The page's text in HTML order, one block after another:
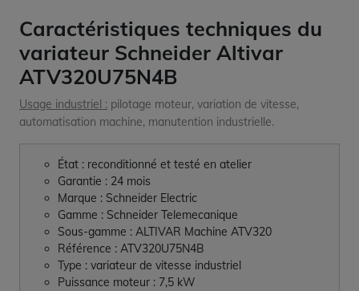
Caractéristiques techniques du
variateur Schneider Altivar
ATV320U75N4B
Usage industriel : pilotage moteur, variation de vitesse,
automatisation machine, manutention industrielle.
État : reconditionné et testé en atelier
Garantie : 24 mois
Marque : Schneider Electric
Gamme : Schneider Telemecanique
Sous-gamme : ALTIVAR Machine ATV320
Référence : ATV320U75N4B
Type : variateur de vitesse industriel
Puissance moteur : 7,5 kW